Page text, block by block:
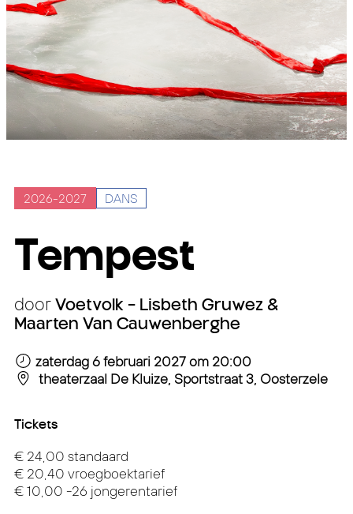
2026-2027 DANS
Tempest
door Voetvolk - Lisbeth Gruwez &
Maarten Van Cauwenberghe
zaterdag 6 februari 2027om 20:00
theaterzaal De Kluize, Sportstraat 3, Oosterzele
Tickets
€ 24,00 standaard
€ 20,40 vroegboektarief
€ 10,00 -26 jongerentarief